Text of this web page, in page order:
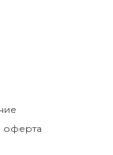
оферта